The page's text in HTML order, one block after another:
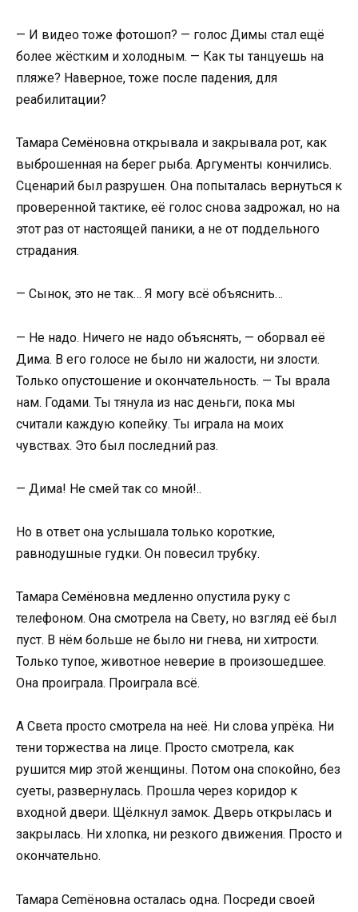
— И видео тоже фотошоп? — голос Димы стал ещё
более жёстким и холодным. — Как ты танцуешь на
пляже? Наверное, тоже после падения, для
реабилитации?
Тамара Семёновна открывала и закрывала рот, как
выброшенная на берег рыба. Аргументы кончились.
Сценарий был разрушен. Она попыталась вернуться к
проверенной тактике, её голос снова задрожал, но на
этот раз от настоящей паники, а не от поддельного
страдания.
— Сынок, это не так… Я могу всё объяснить…
— Не надо. Ничего не надо объяснять, — оборвал её
Дима. В его голосе не было ни жалости, ни злости.
Только опустошение и окончательность. — Ты врала
нам. Годами. Ты тянула из нас деньги, пока мы
считали каждую копейку. Ты играла на моих
чувствах. Это был последний раз.
— Дима! Не смей так со мной!..
Но в ответ она услышала только короткие,
равнодушные гудки. Он повесил трубку.
Тамара Семёновна медленно опустила руку с
телефоном. Она смотрела на Свету, но взгляд её был
пуст. В нём больше не было ни гнева, ни хитрости.
Только тупое, животное неверие в произошедшее.
Она проиграла. Проиграла всё.
А Света просто смотрела на неё. Ни слова упрёка. Ни
тени торжества на лице. Просто смотрела, как
рушится мир этой женщины. Потом она спокойно, без
суеты, развернулась. Прошла через коридор к
входной двери. Щёлкнул замок. Дверь открылась и
закрылась. Ни хлопка, ни резкого движения. Просто и
окончательно.
Тамара Сemёновна осталась одна. Посреди своей